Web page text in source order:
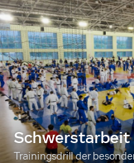
Schwerstarbeit
Trainingsdrill der